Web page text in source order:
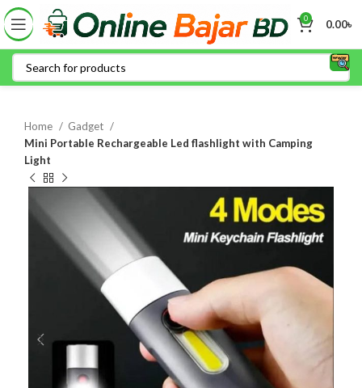
0 0.00৳
Home
Gadget
Mini Portable Rechargeable Led flashlight with Camping
Light